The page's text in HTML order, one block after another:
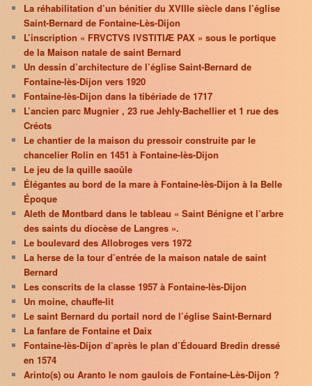
La réhabilitation d’un bénitier du XVIIIe siècle dans l’église
Saint-Bernard de Fontaine-Lès-Dijon
L’inscription « FRVCTVS IVSTITIÆ PAX » sous le portique
de la Maison natale de saint Bernard
Un dessin d’architecture de l’église Saint-Bernard de
Fontaine-lès-Dijon vers 1920
Fontaine-lès-Dijon dans la tibériade de 1717
L’ancien parc Mugnier , 23 rue Jehly-Bachellier et 1 rue des
Créots
Le chantier de la maison du pressoir construite par le
chancelier Rolin en 1451 à Fontaine-lès-Dijon
Le jeu de la quille saoûle
Élégantes au bord de la mare à Fontaine-lès-Dijon à la Belle
Époque
Aleth de Montbard dans le tableau « Saint Bénigne et l’arbre
des saints du diocèse de Langres ».
Le boulevard des Allobroges vers 1972
La herse de la tour d’entrée de la maison natale de saint
Bernard
Les conscrits de la classe 1957 à Fontaine-lès-Dijon
Un moine, chauffe-lit
Le saint Bernard du portail nord de l’église Saint-Bernard
La fanfare de Fontaine et Daix
Fontaine-lès-Dijon d’après le plan d’Édouard Bredin dressé
en 1574
Arinto(s) ou Aranto le nom gaulois de Fontaine-Lès-Dijon ?